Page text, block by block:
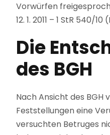
Vorwürfen
12. 1. 2011 – 1 StR 540/
Die
des BGH
Nach Ansicht des BGH
Feststellungen eine
versuchten Betruges